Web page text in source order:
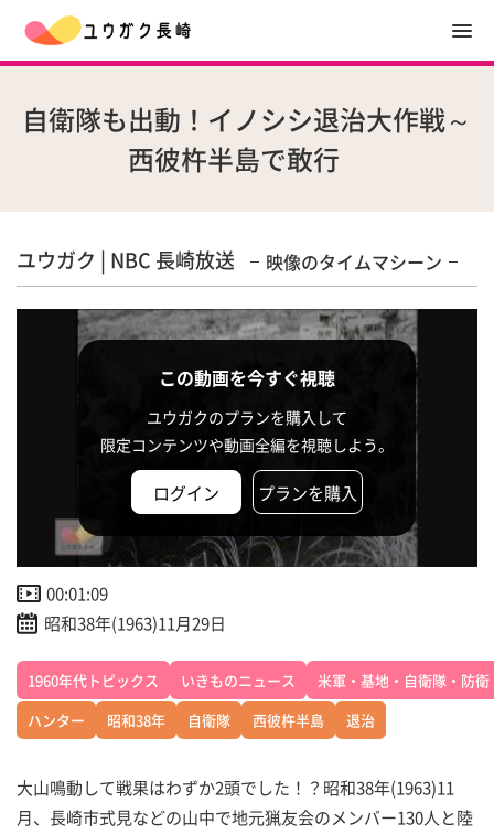
自衛隊も出動！イノシシ退治大作戦～
西彼杵半島で敢行
ユウガク | NBC 長崎放送 映像のタイムマシーン
この動画を今すぐ視聴
ユウガクのプランを購入して
限定コンテンツや動画全編を視聴しよう。
ログイン プランを購入
00:01:09
昭和38年(1963)11月29日
1960年代トピックス いきものニュース
米軍・基地・自衛隊・防衛
ハンター
昭和38年 自衛隊 西彼杵半島 退治
大山鳴動して戦果はわずか2頭でした！？昭和38年(1963)11
月、長崎市式見などの山中で地元猟友会のメンバー130人と陸